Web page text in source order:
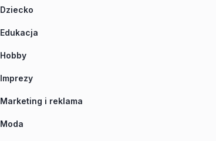
Dziecko
Edukacja
Hobby
Imprezy
Marketing i reklama
Moda